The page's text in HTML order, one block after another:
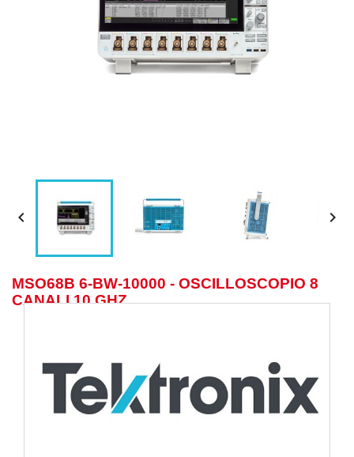
 
MSO68B 6-BW-10000 - OSCILLOSCOPIO 8
CANALI 10 GHZ